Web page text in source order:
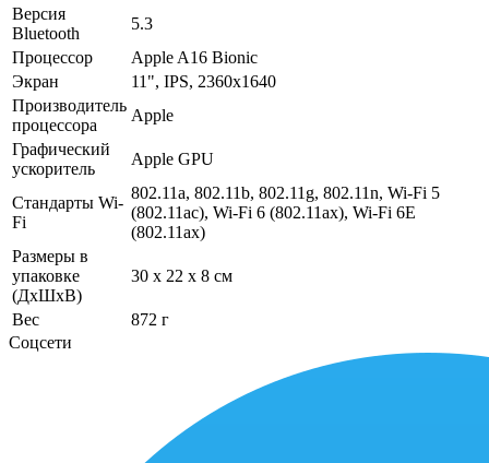
Версия
Bluetooth
5.3
Процессор
Apple A16 Bionic
Экран
11", IPS, 2360x1640
Производитель
процессора
Apple
Графический
ускоритель
Apple GPU
Стандарты Wi-
Fi
802.11a, 802.11b, 802.11g, 802.11n, Wi-Fi 5
(802.11ac), Wi-Fi 6 (802.11ax), Wi-Fi 6E
(802.11ax)
Размеры в
упаковке
(ДхШхВ)
30 x 22 x 8 см
Вес
872 г
Соцсети